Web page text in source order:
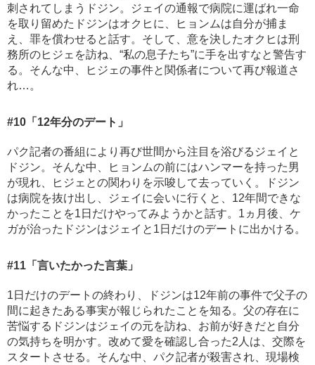
刺されてしまうドジン。ジェイの通報で病院に運ばれ一命
を取り留めたドジンはオクヒに、ヒョンムは自分が捕ま
え、罪を償わせると話す。そして、意を決したオクヒは刑
務所のヒジェを訪ね、“私の息子たち”に手を出すなと警告す
る。そんな中、ヒジェの事件と関係者について再び報道さ
れ…。
#10 「12年分のデート」
パク記者の番組により再び世間から注目を浴びるジェイと
ドジン。そんな中、ヒョンムの前にはハンマーを持った男
が現れ、ヒジェとの関わりを示唆して去っていく。ドジン
は病院を抜け出し、ジェイに会いに行くと、12年間できな
かったことを1日だけやってみようかと話す。1ヵ月後、ケ
ガが治ったドジンはジェイと1日だけのデートに出かける。
#11 「言いたかった言葉」
1日だけのデートの終わり、ドジンは12年前の事件で父子の
間に起きたある事実が報じられたことを知る。父の存在に
苦悩するドジンはジェイの元を訪ね、お前が好きだと自分
の気持ちを明かす。改めて愛を確認し合った2人は、交際を
スタートさせる。そんな中、パク記者が殺害され、現場検